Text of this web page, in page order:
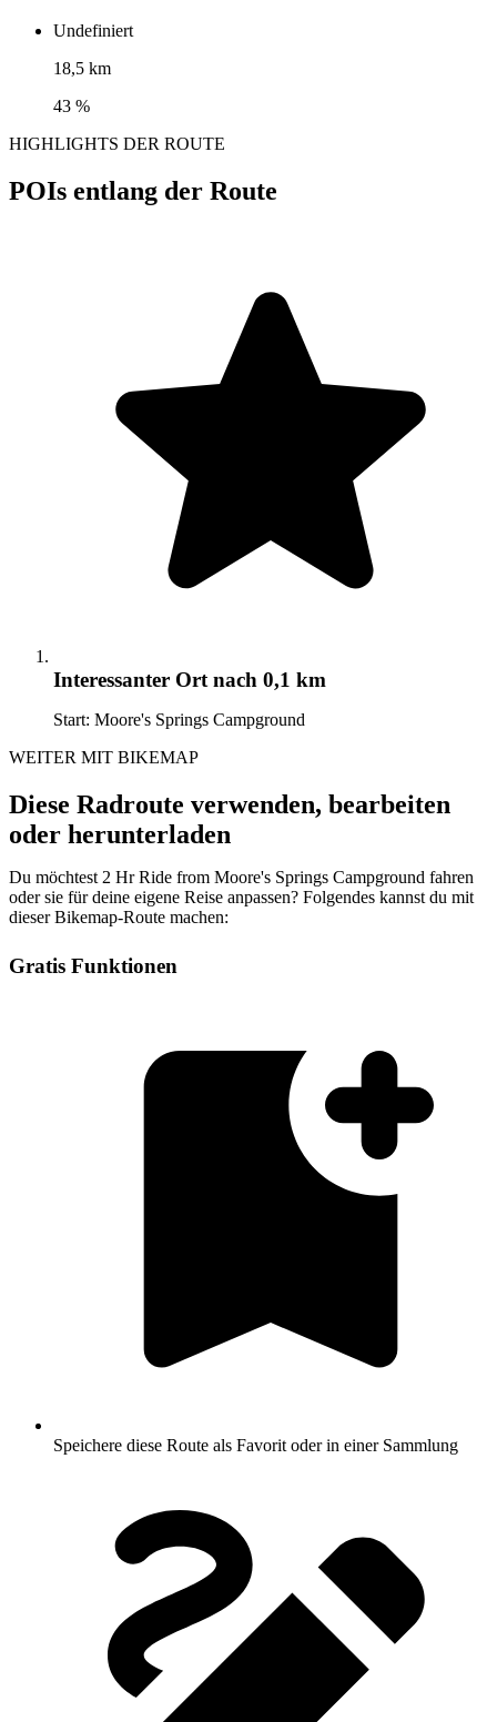
Undefiniert
18,5 km
43 %
HIGHLIGHTS DER ROUTE
POIs entlang der Route
Interessanter Ort nach 0,1 km
Start: Moore's Springs Campground
WEITER MIT BIKEMAP
Diese Radroute verwenden, bearbeiten
oder herunterladen
Du möchtest 2 Hr Ride from Moore's Springs Campground fahren
oder sie für deine eigene Reise anpassen? Folgendes kannst du mit
dieser Bikemap-Route machen:
Gratis Funktionen
Speichere diese Route als Favorit oder in einer Sammlung